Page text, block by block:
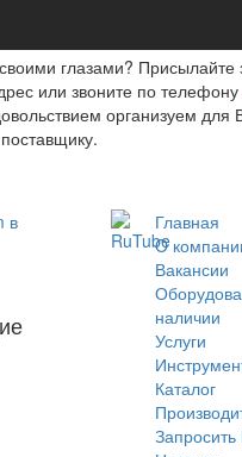
глазами? Присылайте
или звоните по телефону
организуем для
Главная
O
Вакансии
наличии
Услуги
Каталог